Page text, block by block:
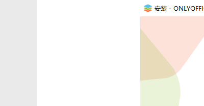
2. 高度兼容：OnlyOffice完美兼容Microsoft
3. 多平台支持：OnlyOffice支持多种操作系统和
4. 强大协作功能：OnlyOffice提供了全面的协作
5. 安全可靠：OnlyOffice采用了端到端的加密技